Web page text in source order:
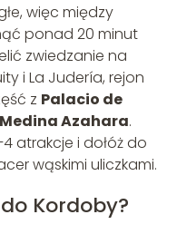
więc między
ponad 20 minut
zwiedzanie na
i La Judería, rejon
z Palacio de
Medina Azahara.
atrakcje i dołóż do
wąskimi uliczkami.
Kordoby?